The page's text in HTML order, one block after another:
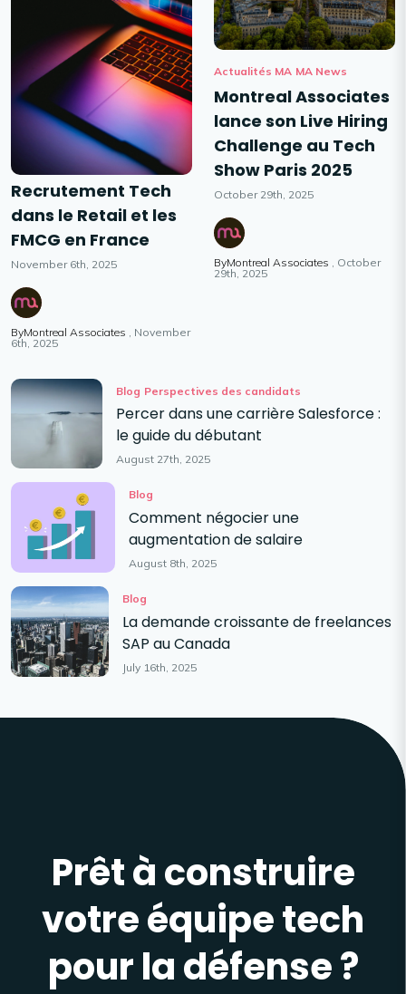
Recrutement Tech
dans le Retail et les
FMCG en France
November 6th, 2025
ByMontreal Associates
November
6th, 2025
Actualités MA MA News
Montreal Associates
lance son Live Hiring
Challenge au Tech
Show Paris 2025
October 29th, 2025
ByMontreal Associates
October
29th, 2025
Blog Perspectives des candidats
Percer dans une carrière Salesforce :
le guide du débutant
August 27th, 2025
Blog
Comment négocier une
augmentation de salaire
August 8th, 2025
Blog
La demande croissante de freelances
SAP au Canada
July 16th, 2025
Prêt à construire
votre équipe tech
pour la défense ?